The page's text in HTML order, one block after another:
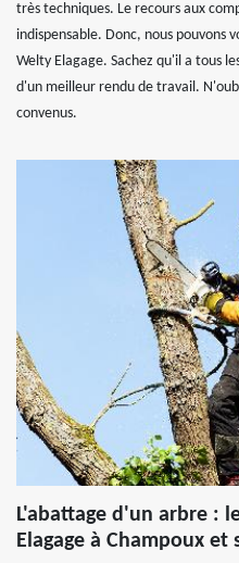
très techniques. Le recours aux
indispensable. Donc, nous pouvons
Welty Elagage. Sachez qu'il a tous
d'un meilleur rendu de travail.
convenus.
L'abattage d'un arbre :
Elagage à Champoux et